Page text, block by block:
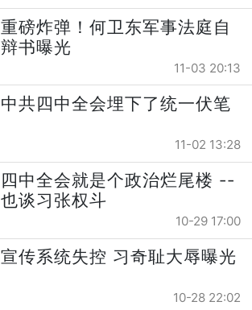
重磅炸弹！何卫东军事法庭自
辩书曝光
11-03 20:13
中共四中全会埋下了统一伏笔
11-02 13:28
四中全会就是个政治烂尾楼 --
也谈习张权斗
10-29 17:00
宣传系统失控 习奇耻大辱曝光
10-28 22:02